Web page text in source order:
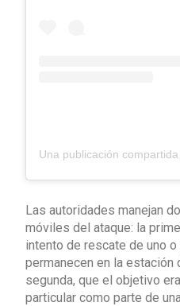
Las autoridades manejan
móviles del ataque: la
intento de rescate de uno
permanecen en la estación
segunda, que el objetivo
particular como parte de